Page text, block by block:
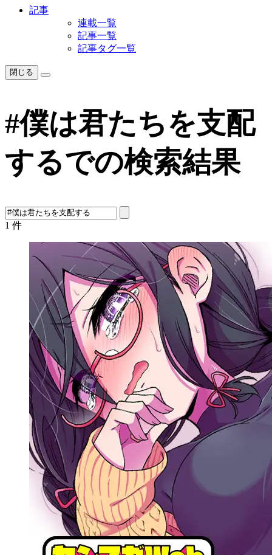
記事
連載一覧
記事一覧
記事タグ一覧
閉じる
#僕は君たちを支配
するでの検索結果
1 件